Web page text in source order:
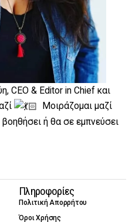
CEO & Editor in Chief και
Μοιράζομαι μαζί
ή θα σε εμπνεύσει
Πληροφορίες
Πολιτική Απορρήτου
Όροι Χρήσης